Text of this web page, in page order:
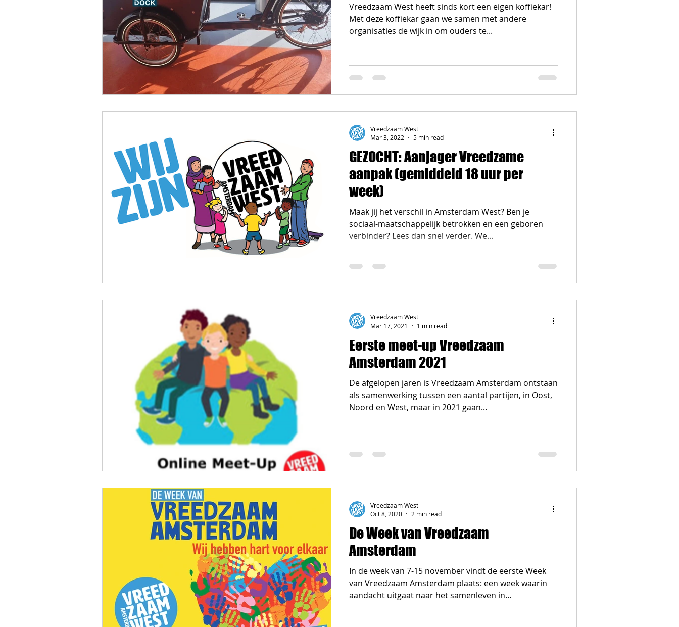
Vreedzaam West heeft sinds kort een eigen koffiekar!
Met deze koffiekar gaan we samen met andere
organisaties de wijk in om ouders te...
GEZOCHT: Aanjager Vreedzame
aanpak (gemiddeld 18 uur per
week)
Maak jij het verschil in Amsterdam West? Ben je
sociaal-maatschappelijk betrokken en een geboren
verbinder? Lees dan snel verder. We...
Vreedzaam West
Mar 3, 2022
5 min read
Eerste meet-up Vreedzaam
Amsterdam 2021
De afgelopen jaren is Vreedzaam Amsterdam ontstaan
als samenwerking tussen een aantal partijen, in Oost,
Noord en West, maar in 2021 gaan...
Vreedzaam West
Mar 17, 2021
1 min read
De Week van Vreedzaam
Amsterdam
In de week van 7-15 november vindt de eerste Week
van Vreedzaam Amsterdam plaats: een week waarin
aandacht uitgaat naar het samenleven in...
Vreedzaam West
Oct 8, 2020
2 min read